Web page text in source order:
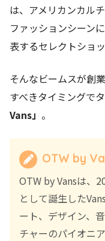
は、アメリカンカル
ファッションシーン
表するセレクトショ
そんなビームスが創
すべきタイミングで
Vans」 。
OTW by
OTW by Vansは、
として誕生した
ート、デザイン、
チャーのパイオニ